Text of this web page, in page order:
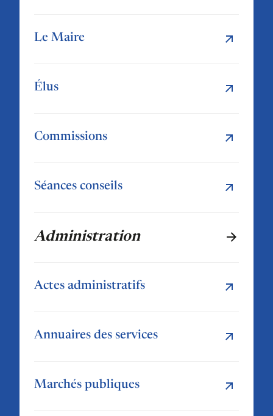
Le Maire
Élus
Commissions
Séances conseils
Administration
Actes administratifs
Annuaires des services
Marchés publiques